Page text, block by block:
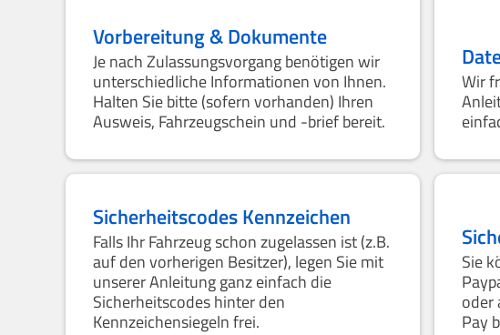
Vorbereitung & Dokumente
Je nach Zulassungsvorgang benötigen wir
unterschiedliche Informationen von Ihnen.
Halten Sie bitte (sofern vorhanden) Ihren
Ausweis, Fahrzeugschein und -brief bereit.
Wir
Sicherheitscodes Kennzeichen
Falls Ihr Fahrzeug schon zugelassen ist (z.B.
auf den vorherigen Besitzer), legen Sie mit
unserer Anleitung ganz einfach die
Sicherheitscodes hinter den
Kennzeichensiegeln frei.
Sie
oder
Pay